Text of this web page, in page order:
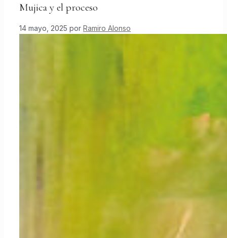
Mujica y el proceso
14 mayo, 2025 por Ramiro Alonso